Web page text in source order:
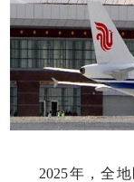
2025年，全